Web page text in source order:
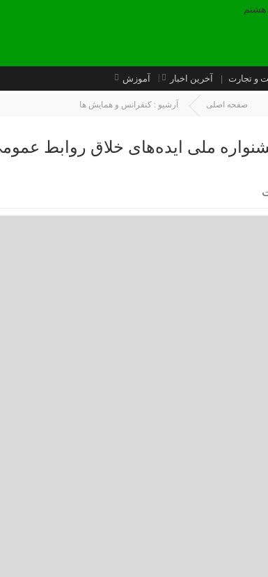
و تجارت آخرین اخبار آموزش
صفحه اصلی آرشیو : كنفرانس و همايش ها
ملی ایده‌های خلاق روابط